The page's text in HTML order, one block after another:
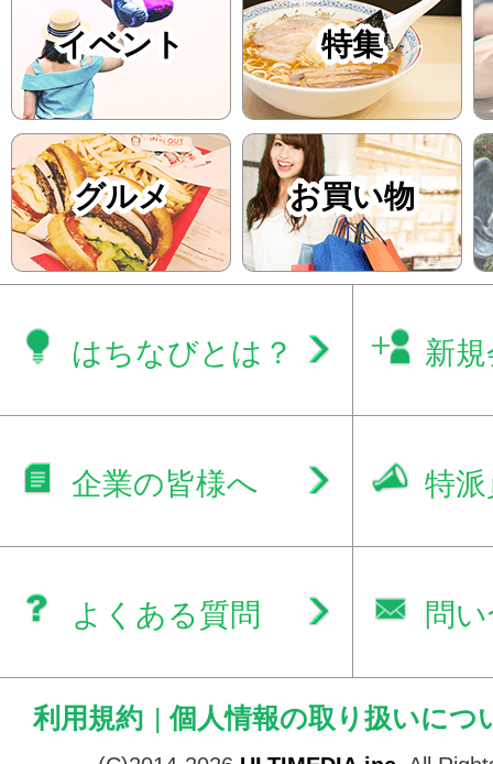
イベント 特集
グルメ お買い物
はちなびとは？ 新
企業の皆様へ 特
よくある質問 問
利用規約 | 個人情報の取り扱いにつ